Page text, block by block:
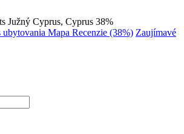
Južný Cyprus, Cyprus 38%
ubytovania Mapa Recenzie (38%) Zaujímavé